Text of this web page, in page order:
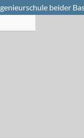
beider